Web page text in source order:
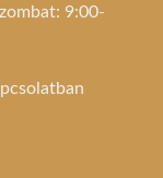
9:00-